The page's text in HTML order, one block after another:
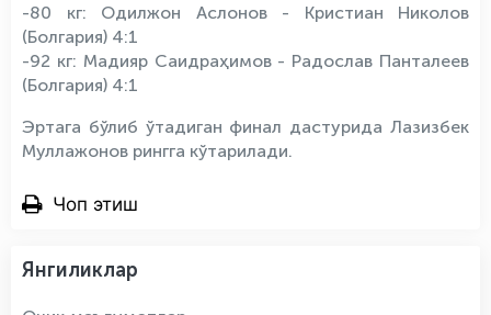
-80 кг: Одилжон Аслонов - Кристиан Николов
(Болгария) 4:1
-92 кг: Мадияр Саидраҳимов - Радослав Панталеев
(Болгария) 4:1
Эртага бўлиб ўтадиган финал дастурида Лазизбек
Муллажонов рингга кўтарилади.
Чоп этиш
Янгиликлар